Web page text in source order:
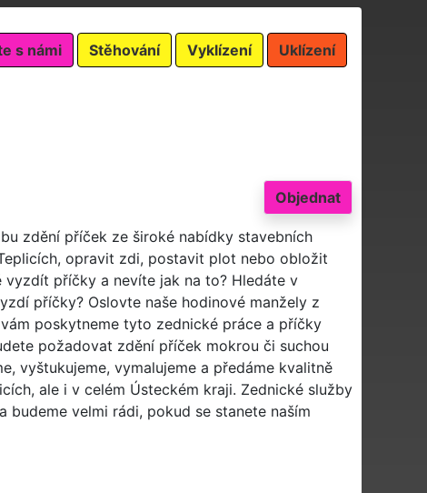
s námi Stěhování Vyklízení Uklízení
Objednat
zdění příček ze široké nabídky stavebních
opravit zdi, postavit plot nebo obložit
příčky a nevíte jak na to? Hledáte v
příčky? Oslovte naše hodinové manžely z
poskytneme tyto zednické práce a příčky
požadovat zdění příček mokrou či suchou
vyštukujeme, vymalujeme a předáme kvalitně
ale i v celém Ústeckém kraji. Zednické služby
velmi rádi, pokud se stanete naším